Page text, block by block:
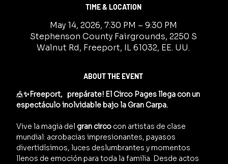
TIME & LOCATION
May 14, 2026, 7:30 PM – 9:30 PM
Stephenson County Fairgrounds, 2250 S
Walnut Rd, Freeport, IL 61032, EE. UU.
ABOUT THE EVENT
🎪✨Freeport,   prepárate! El Circo Pages llega con un
espectáculo inolvidable bajo la Gran Carpa.
Vive la magia del gran circo con artistas de clase
mundial: acrobacias impresionantes, payasos
divertidísimos, luces deslumbrantes y momentos
llenos de emoción para toda la familia. Desde actos